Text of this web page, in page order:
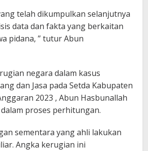
telah dikumpulkan selanjutnya
data dan fakta yang berkaitan
pidana, ” tutur Abun
negara dalam kasus
dan Jasa pada Setda Kabupaten
2023 , Abun Hasbunallah
proses perhitungan.
sementara yang ahli lakukan
Angka kerugian ini